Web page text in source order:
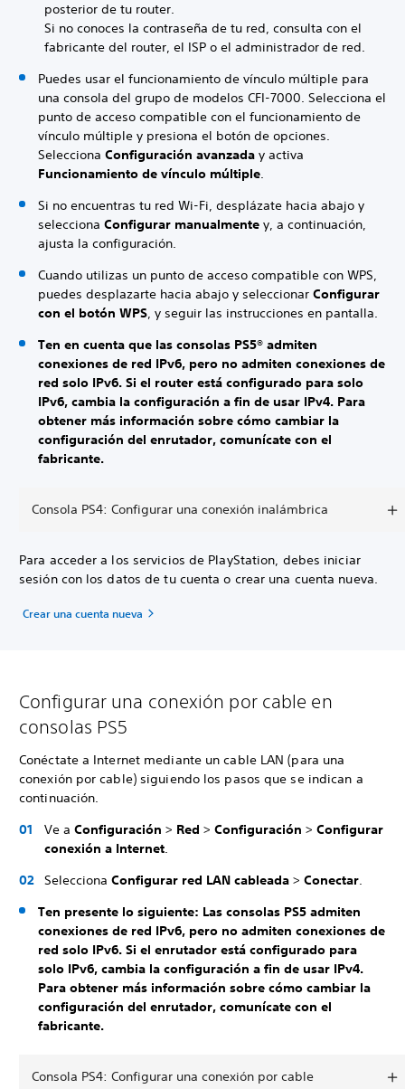
posterior de tu router.
Si no conoces la contraseña de tu red, consulta con el
fabricante del router, el ISP o el administrador de red.
Puedes usar el funcionamiento de vínculo múltiple para
una consola del grupo de modelos CFI-7000. Selecciona el
punto de acceso compatible con el funcionamiento de
vínculo múltiple y presiona el botón de opciones.
Selecciona Configuración avanzada y activa
Funcionamiento de vínculo múltiple.
Si no encuentras tu red Wi-Fi, desplázate hacia abajo y
selecciona Configurar manualmente y, a continuación,
ajusta la configuración.
Cuando utilizas un punto de acceso compatible con WPS,
puedes desplazarte hacia abajo y seleccionar Configurar
con el botón WPS, y seguir las instrucciones en pantalla.
Ten en cuenta que las consolas PS5® admiten
conexiones de red IPv6, pero no admiten conexiones de
red solo IPv6. Si el router está configurado para solo
IPv6, cambia la configuración a fin de usar IPv4. Para
obtener más información sobre cómo cambiar la
configuración del enrutador, comunícate con el
fabricante.
Consola PS4: Configurar una conexión inalámbrica
Para acceder a los servicios de PlayStation, debes iniciar
sesión con los datos de tu cuenta o crear una cuenta nueva.
Crear una cuenta nueva
Configurar una conexión por cable en
consolas PS5
Conéctate a Internet mediante un cable LAN (para una
conexión por cable) siguiendo los pasos que se indican a
continuación.
Ve a Configuración > Red > Configuración > Configurar
conexión a Internet.
Selecciona Configurar red LAN cableada > Conectar.
Ten presente lo siguiente: Las consolas PS5 admiten
conexiones de red IPv6, pero no admiten conexiones de
red solo IPv6. Si el enrutador está configurado para
solo IPv6, cambia la configuración a fin de usar IPv4.
Para obtener más información sobre cómo cambiar la
configuración del enrutador, comunícate con el
fabricante.
Consola PS4: Configurar una conexión por cable